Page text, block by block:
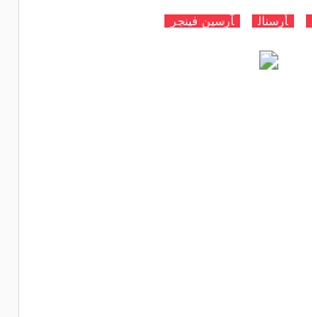
أرسنال آرسين فينجر